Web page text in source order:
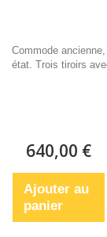
Commode
état. Trois tiroirs
640,00 €
Ajouter au
panier